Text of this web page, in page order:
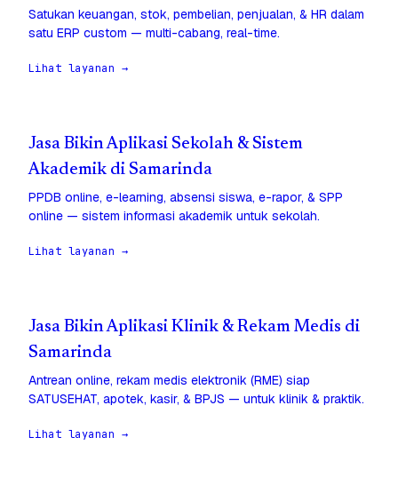
Satukan keuangan, stok, pembelian, penjualan, & HR dalam
satu ERP custom — multi-cabang, real-time.
Lihat layanan →
Jasa Bikin Aplikasi Sekolah & Sistem
Akademik di Samarinda
PPDB online, e-learning, absensi siswa, e-rapor, & SPP
online — sistem informasi akademik untuk sekolah.
Lihat layanan →
Jasa Bikin Aplikasi Klinik & Rekam Medis di
Samarinda
Antrean online, rekam medis elektronik (RME) siap
SATUSEHAT, apotek, kasir, & BPJS — untuk klinik & praktik.
Lihat layanan →